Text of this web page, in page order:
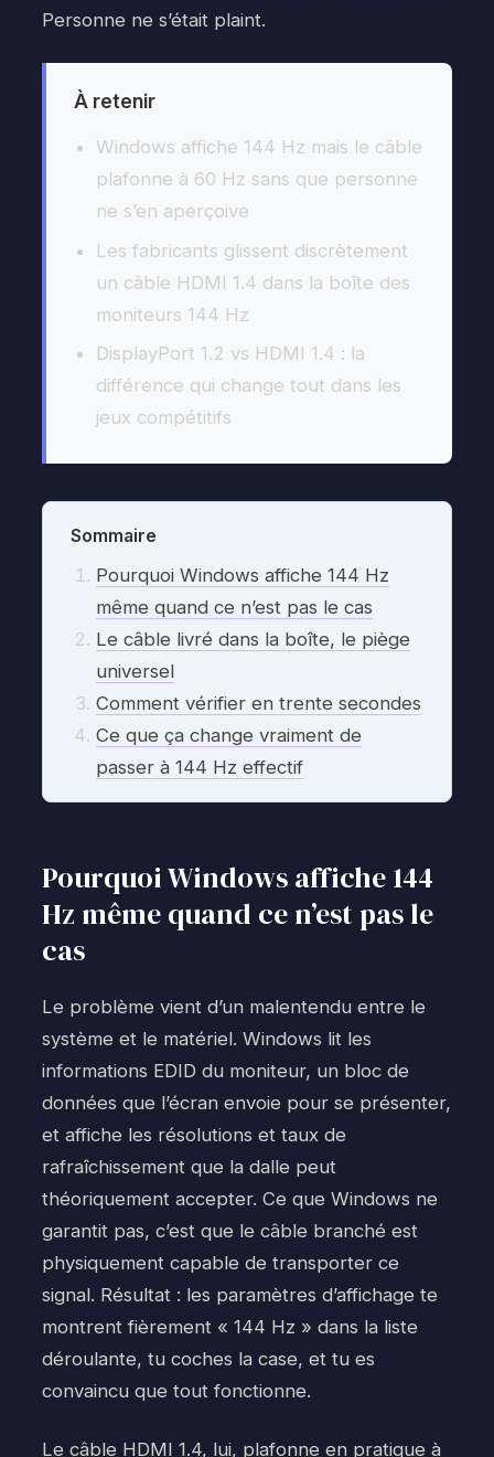
Personne ne s’était plaint.
À retenir
Windows affiche 144 Hz mais le câble
plafonne à 60 Hz sans que personne
ne s’en aperçoive
Les fabricants glissent discrètement
un câble HDMI 1.4 dans la boîte des
moniteurs 144 Hz
DisplayPort 1.2 vs HDMI 1.4 : la
différence qui change tout dans les
jeux compétitifs
Sommaire
Pourquoi Windows affiche 144 Hz
même quand ce n’est pas le cas
Le câble livré dans la boîte, le piège
universel
Comment vérifier en trente secondes
Ce que ça change vraiment de
passer à 144 Hz effectif
Pourquoi Windows affiche 144
Hz même quand ce n’est pas le
cas
Le problème vient d’un malentendu entre le
système et le matériel. Windows lit les
informations EDID du moniteur, un bloc de
données que l’écran envoie pour se présenter,
et affiche les résolutions et taux de
rafraîchissement que la dalle peut
théoriquement accepter. Ce que Windows ne
garantit pas, c’est que le câble branché est
physiquement capable de transporter ce
signal. Résultat : les paramètres d’affichage te
montrent fièrement « 144 Hz » dans la liste
déroulante, tu coches la case, et tu es
convaincu que tout fonctionne.
Le câble HDMI 1.4, lui, plafonne en pratique à